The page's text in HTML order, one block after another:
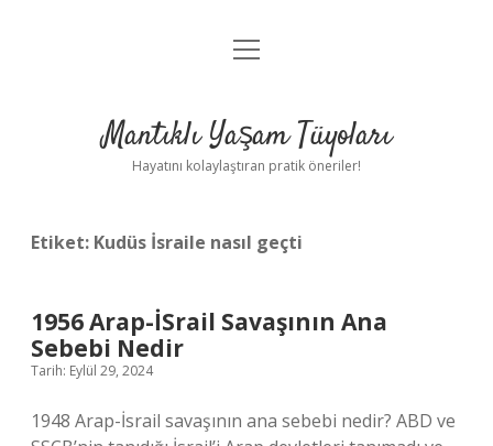
Anasayfa
Yasal Uyarı
menüyü
Mantıklı Yaşam Tüyoları
Hayatını kolaylaştıran pratik öneriler!
Etiket: Kudüs İsraile nasıl geçti
1956 Arap-İSrail Savaşının Ana
Sebebi Nedir
Tarih: Eylül 29, 2024
1948 Arap-İsrail savaşının ana sebebi nedir? ABD ve